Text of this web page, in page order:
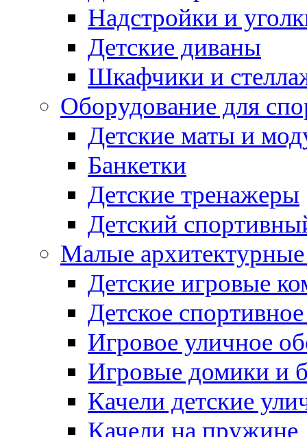
Надстройки и
Детские диваны
Шкафчики и
Оборудование для
Детские маты и
Банкетки
Детские тренажеры
Детский
Малые
Детские игровые
Детское
Игровое уличное
Игровые домики и
Качели детские
Качели на пружине